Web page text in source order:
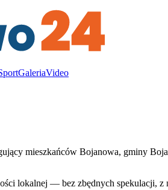
GaleriaVideo
mieszkańców Bojanowa, gminy
lokalnej — bez zbędnych spekulacji,